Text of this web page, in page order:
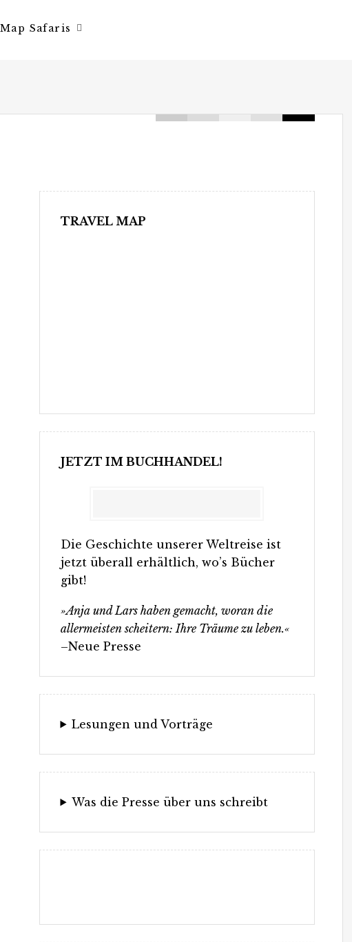
Safaris
TRAVEL MAP
JETZT IM BUCHHANDEL!
Die Geschichte unserer Weltreise ist
jetzt überall erhältlich, wo’s Bücher
gibt!
»Anja und Lars haben gemacht, woran die
allermeisten scheitern: Ihre Träume zu leben.«
–Neue Presse
Lesungen und Vorträge
Was die Presse über uns schreibt